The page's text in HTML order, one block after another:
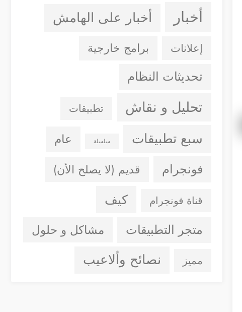
أخبار أخبار على الهامش
إعلانات برامج خارجية
تحديثات النظام
تحليل و نقاش تطبيقات
سبع تطبيقات سلسلة عام
فونجرام قديم (لا يصلح الأن)
قناة فونجرام كيف
متجر التطبيقات مشاكل و حلول
مميز نصائح وألاعيب